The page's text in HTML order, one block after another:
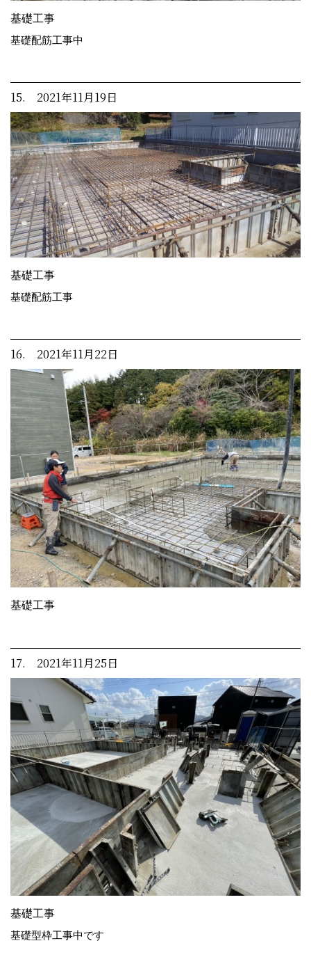
基礎工事
基礎配筋工事中
15. 2021年11月19日
基礎工事
基礎配筋工事
16. 2021年11月22日
基礎工事
17. 2021年11月25日
基礎工事
基礎型枠工事中です